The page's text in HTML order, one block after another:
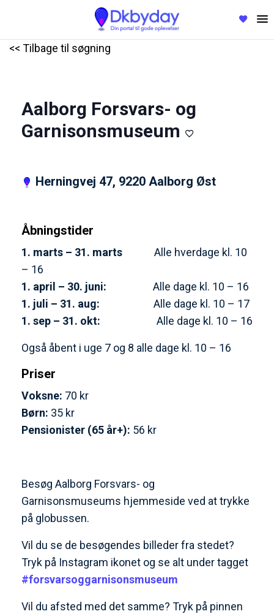
<< Tilbage til søgning
Aalborg Forsvars- og
Garnisonsmuseum
Herningvej 47, 9220 Aalborg Øst
Åbningstider
1. marts – 31. marts Alle hverdage kl. 10
– 16
1. april – 30. juni: Alle dage kl. 10 – 16
1. juli – 31. aug: Alle dage kl. 10 – 17
1. sep – 31. okt: Alle dage kl. 10 – 16
Også åbent i uge 7 og 8 alle dage kl. 10 – 16
Priser
Voksne: 70 kr
Børn: 35 kr
Pensionister (65 år+): 56 kr
Besøg Aalborg Forsvars- og
Garnisonsmuseums hjemmeside ved at trykke
på globussen.
Vil du se de besøgendes billeder fra stedet?
Tryk på Instagram ikonet og se alt under tagget
#forsvarsoggarnisonsmuseum
Vil du afsted med det samme? Tryk på pinnen